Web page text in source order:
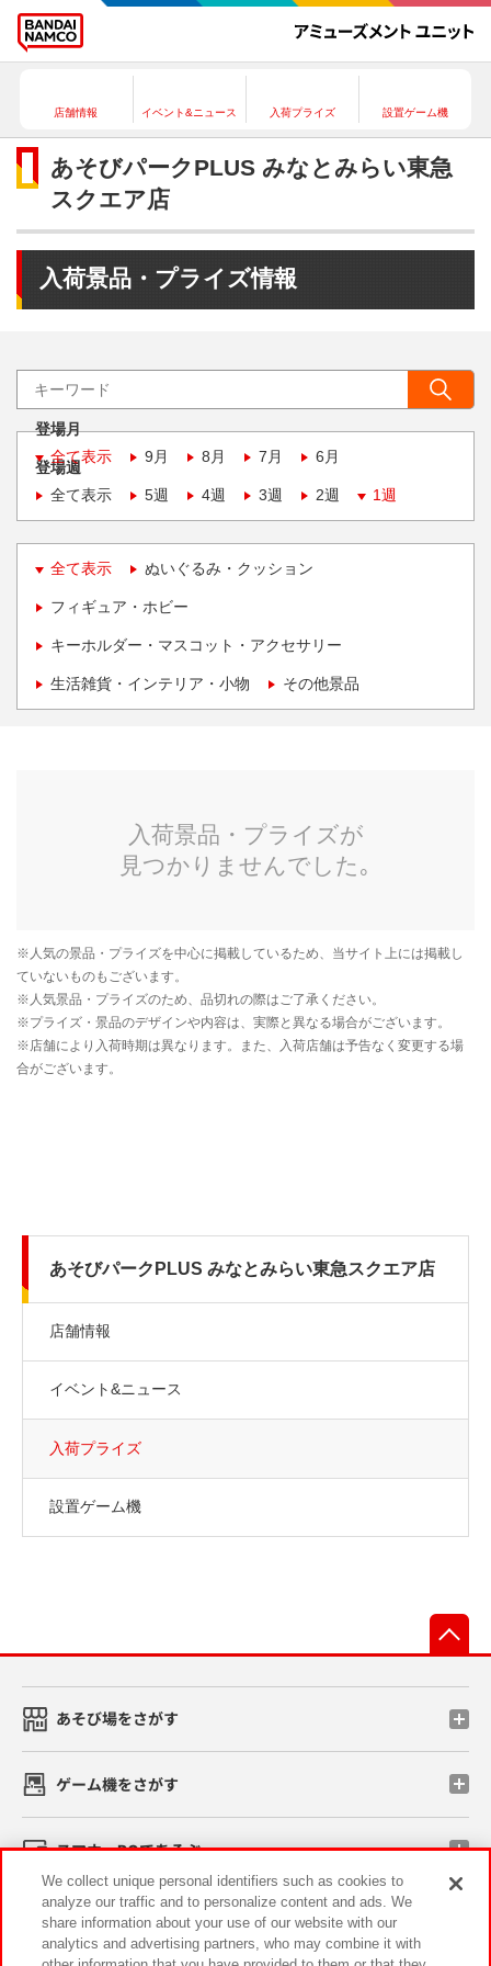
店舗情報 イベント&ニュース 入荷プライズ 設置ゲーム機
あそびパークPLUS みなとみらい東急
スクエア店
入荷景品・プライズ情報
登場月
全て表示
9月 8月 7月 6月
登場週
全て表示
5週 4週 3週 2週 1週
全て表示 ぬいぐるみ・クッション
フィギュア・ホビー
キーホルダー・マスコット・アクセサリー
生活雑貨・インテリア・小物 その他景品
あそびパークPLUS みなとみらい東急スクエア店
店舗情報
イベント&ニュース
入荷プライズ
設置ゲーム機
あそび場をさがす
ゲーム機をさがす
スマホ・PCであそぶ
イベント・キャンペーン
We collect unique personal identifiers such as cookies to
analyze our traffic and to personalize content and ads. We
share information about your use of our website with our
analytics and advertising partners, who may combine it with